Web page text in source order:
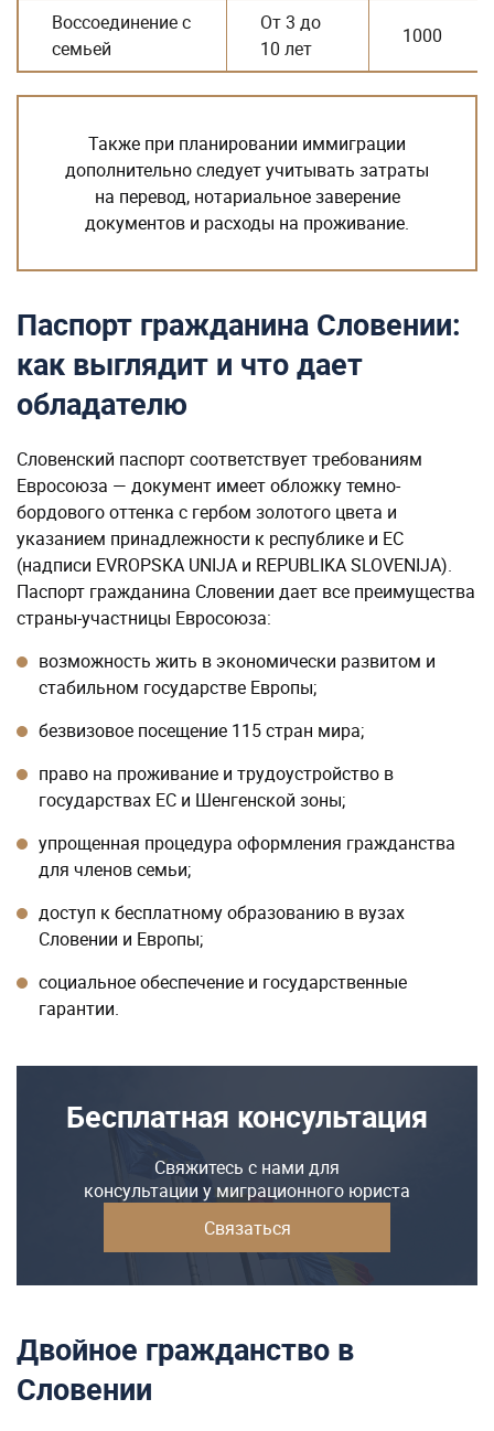
Воссоединение с
семьей
От 3 до
10 лет
1000
Также при планировании иммиграции
дополнительно следует учитывать затраты
на перевод, нотариальное заверение
документов и расходы на проживание.
Паспорт гражданина Словении:
как выглядит и что дает
обладателю
Словенский паспорт соответствует требованиям
Евросоюза — документ имеет обложку темно-
бордового оттенка с гербом золотого цвета и
указанием принадлежности к республике и ЕС
(надписи EVROPSKA UNIJA и REPUBLIKA SLOVENIJA).
Паспорт гражданина Словении дает все преимущества
страны-участницы Евросоюза:
возможность жить в экономически развитом и
стабильном государстве Европы;
безвизовое посещение 115 стран мира;
право на проживание и трудоустройство в
государствах ЕС и Шенгенской зоны;
упрощенная процедура оформления гражданства
для членов семьи;
доступ к бесплатному образованию в вузах
Словении и Европы;
социальное обеспечение и государственные
гарантии.
Бесплатная консультация
Свяжитесь с нами для
консультации у миграционного юриста
Связаться
Двойное гражданство в
Словении